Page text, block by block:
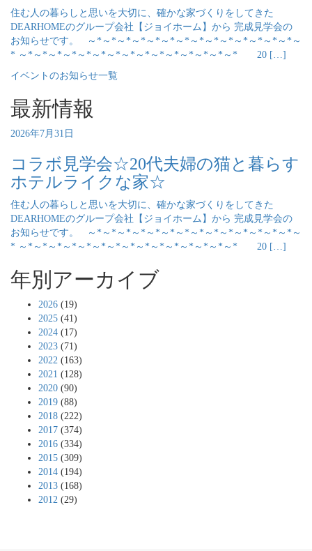
住む人の暮らしと思いを大切に、確かな家づくりをしてきた
DEARHOMEのグループ会社【ジョイホーム】から 完成見学会の
お知らせです。 ～*～*～*～*～*～*～*～*～*～*～*～*～*～*～
* ～*～*～*～*～*～*～*～*～*～*～*～*～*～*～* 20 […]
イベントのお知らせ一覧
最新情報
2026年7月31日
コラボ見学会☆20代夫婦の猫と暮らす
ホテルライクな家☆
住む人の暮らしと思いを大切に、確かな家づくりをしてきた
DEARHOMEのグループ会社【ジョイホーム】から 完成見学会の
お知らせです。 ～*～*～*～*～*～*～*～*～*～*～*～*～*～*～
* ～*～*～*～*～*～*～*～*～*～*～*～*～*～*～* 20 […]
年別アーカイブ
2026 (19)
2025 (41)
2024 (17)
2023 (71)
2022 (163)
2021 (128)
2020 (90)
2019 (88)
2018 (222)
2017 (374)
2016 (334)
2015 (309)
2014 (194)
2013 (168)
2012 (29)